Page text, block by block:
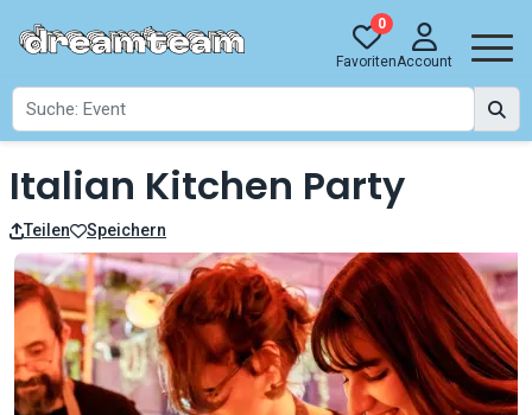
0
FavoritenAccount
Italian Kitchen Party
Teilen Speichern